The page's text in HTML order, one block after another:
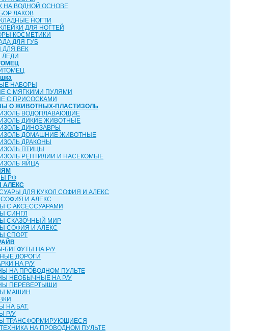
НА ВОДНОЙ ОСНОВЕ
ЛАКОВ
НОГТИ
ДЛЯ НОГТЕЙ
КОСМЕТИКИ
ДЛЯ ГУБ
ДЛЯ ВЕК
ЛЕДИ
НАБОРЫ
С МЯГКИМИ ПУЛЯМИ
С ПРИСОСКАМИ
О ЖИВОТНЫХ-ПЛАСТИЗОЛЬ
ВОДОПЛАВАЮЩИЕ
ДИКИЕ ЖИВОТНЫЕ
ДИНОЗАВРЫ
ДОМАШНИЕ ЖИВОТНЫЕ
ДРАКОНЫ
ПТИЦЫ
РЕПТИЛИИ И НАСЕКОМЫЕ
ЯЙЦА
РФ
АЛЕКС
ДЛЯ КУКОЛ СОФИЯ И АЛЕКС
СОФИЯ И АЛЕКС
С АКСЕССУАРАМИ
СИНГЛ
СКАЗОЧНЫЙ МИР
СОФИЯ И АЛЕКС
СПОРТ
БИГФУТЫ НА Р/У
ДОРОГИ
НА Р/У
НА ПРОВОДНОМ ПУЛЬТЕ
НЕОБЫЧНЫЕ НА Р/У
ПЕРЕВЕРТЫШИ
МАШИН
НА БАТ.
Р/У
ТРАНСФОРМИРУЮЩИЕСЯ
НА ПРОВОДНОМ ПУЛЬТЕ